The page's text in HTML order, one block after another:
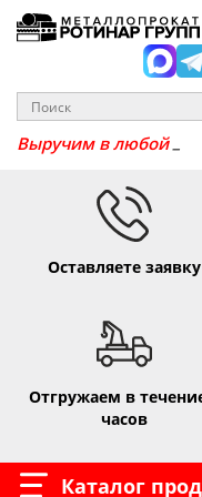
Выручим в люб
Оставляете заявку
Отгружаем в
часов
Каталог